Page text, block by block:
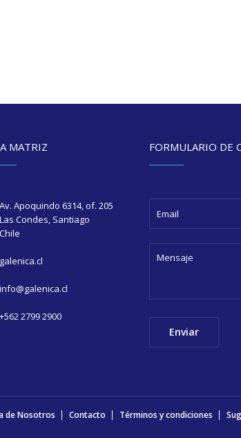
MATRIZ
Av. Apoquindo 6314, of. 205
Las Condes, Santiago
Chile
galenica.cl
info@galenica.cl
+562 2799 2900
FORMULARIO DE
de Nosotros Contacto Términos y condiciones